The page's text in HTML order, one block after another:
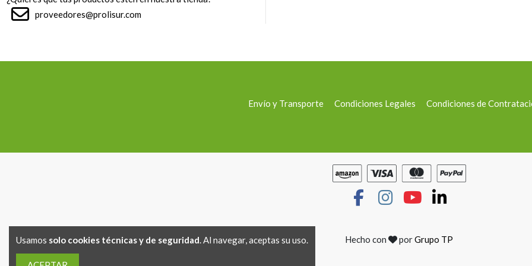
proveedores@prolisur.com
Envío y Transporte Condiciones Legales Condiciones de
Hecho con porGrupo TP
Usamos solo cookies técnicas y de seguridad. Al navegar, aceptas su uso.